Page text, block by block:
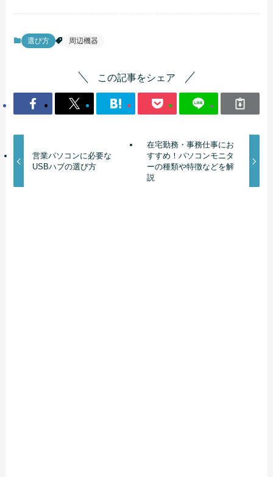
選び方 周辺機器
この記事をシェア
営業パソコンに必要な
USBハブの選び方
在宅勤務・事務仕事にお
すすめ！パソコンモニタ
ーの種類や特徴などを解
説